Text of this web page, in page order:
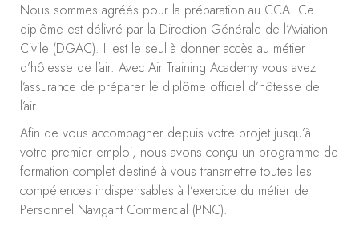
Nous sommes agréés pour la préparation au CCA. Ce
diplôme est délivré par la Direction Générale de l’Aviation
Civile (DGAC). Il est le seul à donner accès au métier
d’hôtesse de l’air. Avec Air Training Academy vous avez
l’assurance de préparer le diplôme officiel d’hôtesse de
l’air.
Afin de vous accompagner depuis votre projet jusqu’à
votre premier emploi, nous avons conçu un programme de
formation complet destiné à vous transmettre toutes les
compétences indispensables à l’exercice du métier de
Personnel Navigant Commercial (PNC).